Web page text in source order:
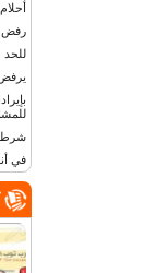
أحلام
رفض
للحد
يرفض 9٫3 ملايين دولار مقابل لوحة أرقام سيارته
شرطة
في